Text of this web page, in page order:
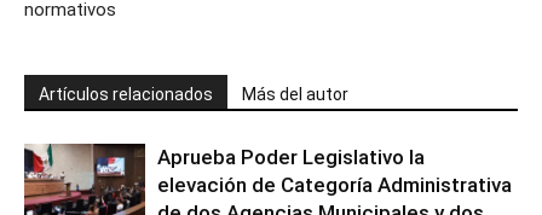
normativos
Artículos relacionados Más del autor
Aprueba Poder Legislativo la
elevación de Categoría Administrativa